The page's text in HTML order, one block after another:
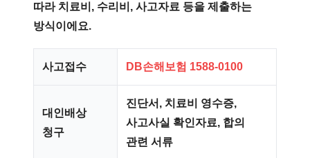
따라 치료비, 수리비, 사고자료 등을 제출하는
방식이에요.
사고접수 DB손해보험 1588-0100
대인배상
청구
진단서, 치료비 영수증,
사고사실 확인자료, 합의
관련 서류